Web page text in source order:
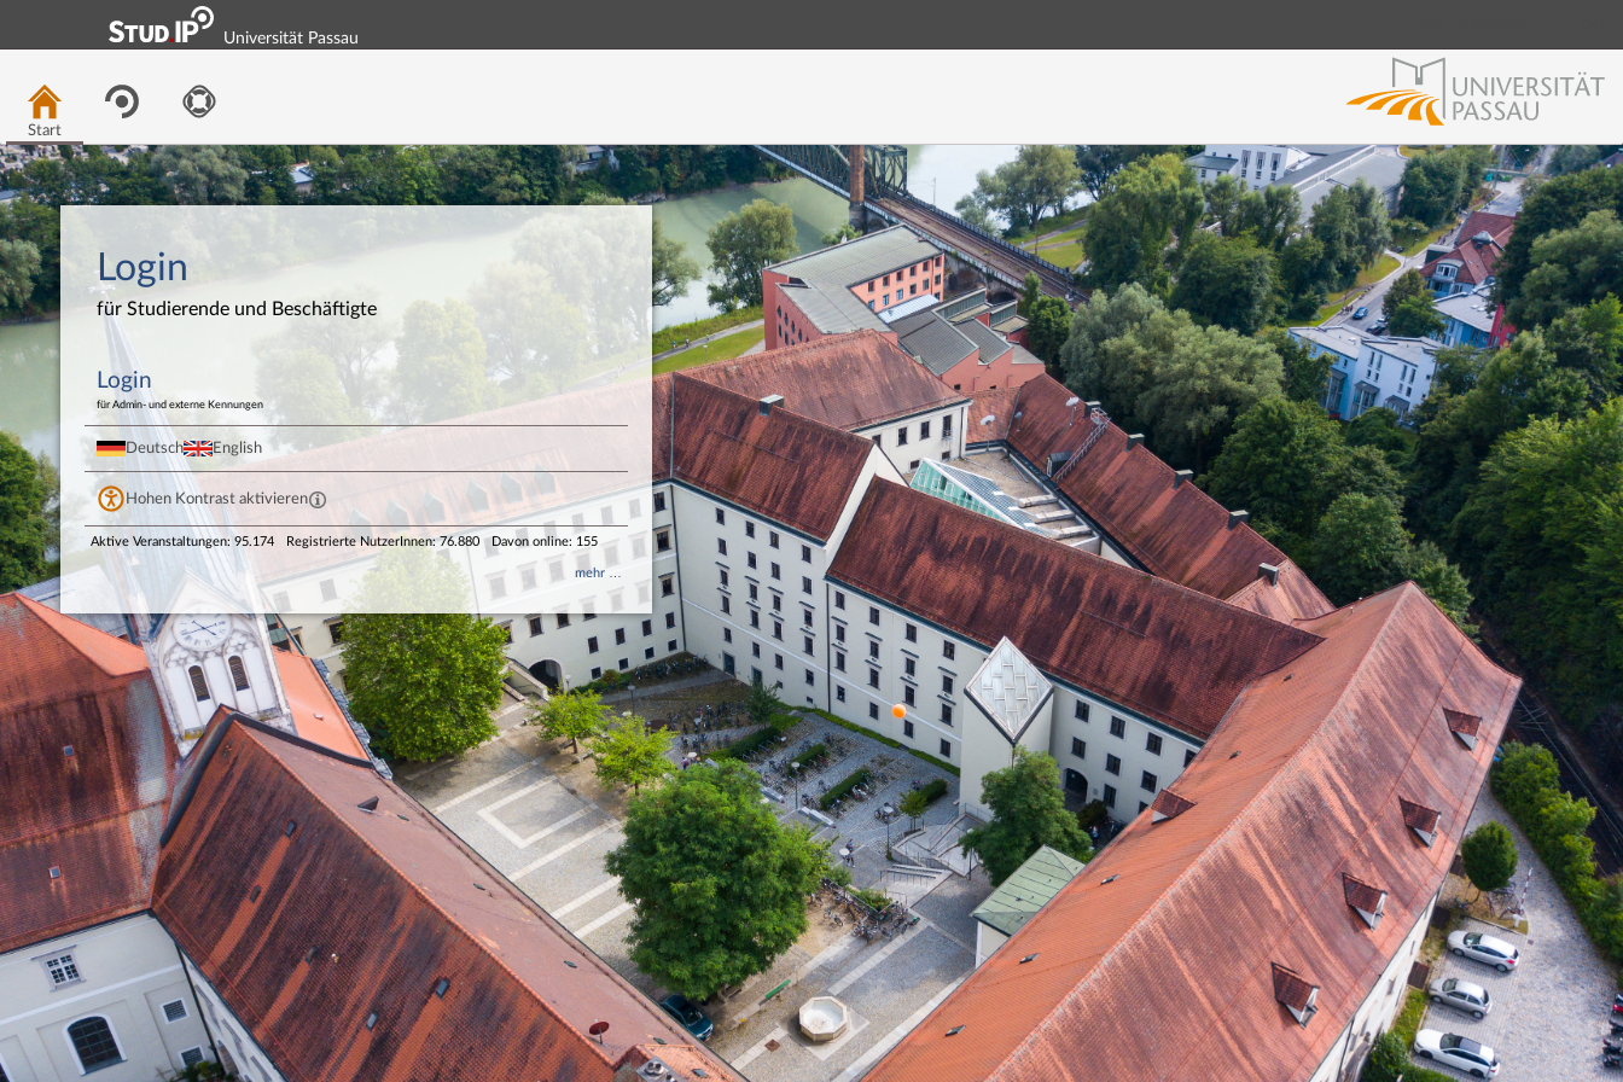
Hauptnavigation
Universität Passau
Start
Login
für Studierende und Beschäftigte
Login
für Admin- und externe Kennungen
Deutsch English
Hohen Kontrast aktivieren
Aktive Veranstaltungen: 95.174 Registrierte NutzerInnen: 76.880 Davon online: 155
mehr …